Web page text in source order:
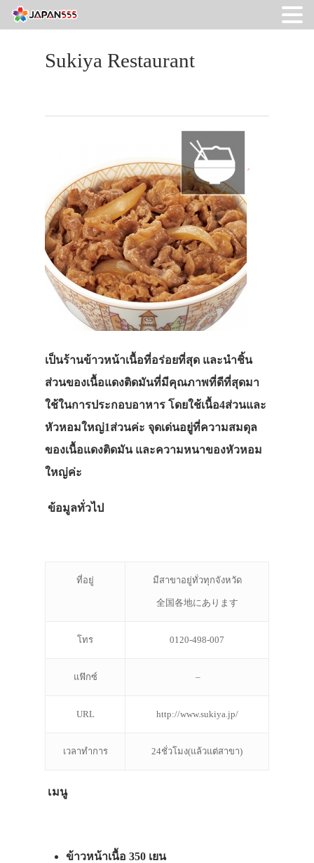
Sukiya Restaurant
เป็นร้านข้าวหน้าเนื้อที่อร่อยที่สุด และนำชิ้น
ส่วนของเนื้อแดงติดมันที่มีคุณภาพที่ดีที่สุดมา
ใช้ในการประกอบอาหาร โดยใช้เนื้อ4ส่วนและ
หัวหอมใหญ่1ส่วนค่ะ จุดเด่นอยู่ที่ความสมดุล
ของเนื้อแดงติดมัน และความหนาของหัวหอม
ใหญ่ค่ะ
ข้อมูลทั่วไป
ที่อยู่ มีสาขาอยู่ทั่วทุกจังหวัด
全国各地にあります
โทร 0120-498-007
แฟ๊กซ์ –
URL http://www.sukiya.jp/
เวลาทำการ 24ชั่วโมง(แล้วแต่สาขา)
เมนู
ข้าวหน้าเนื้อ 350 เยน